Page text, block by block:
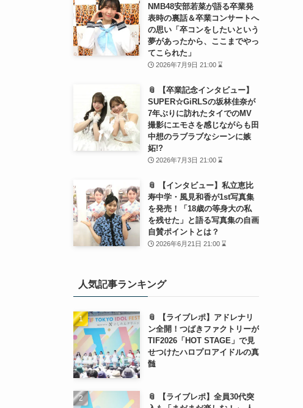
NMB48安部若菜が語る卒業発
表時の裏話＆卒業コンサートへ
の思い「卒コンをしたいという
夢があったから、ここまでやっ
てこられた」
2026年7月9日 21:00 ⌛
📎 【卒業記念インタビュー】
SUPER☆GiRLSの坂林佳奈が
7年ぶりに訪れたタイでのMV
撮影にエモさを感じながらも田
中想のラブラブなシーンに嫉
妬!?
2026年7月3日 21:00 ⌛
📎 【インタビュー】私立恵比
寿中学・風見和香が1st写真集
を発売！「18歳の等身大の私
を残せた」と語る写真集の自画
自賛ポイントとは？
2026年6月21日 21:00 ⌛
人気記事ランキング
📎 【ライブレポ】アドレナリ
ン全開！つばきファクトリーが
TIF2026「HOT STAGE」で見
せつけたハロプロアイドルの真
髄
📎 【ライブレポ】全員30代突